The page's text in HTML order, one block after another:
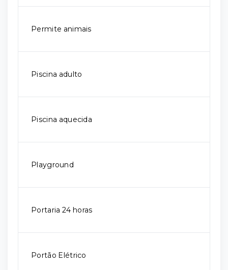
Permite animais
Piscina adulto
Piscina aquecida
Playground
Portaria 24 horas
Portão Elétrico